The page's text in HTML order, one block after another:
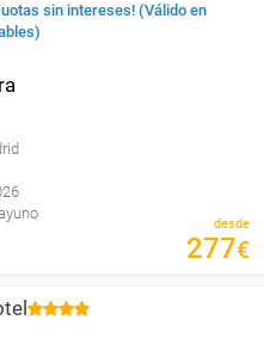
sin intereses! (Válido en
desde
277€